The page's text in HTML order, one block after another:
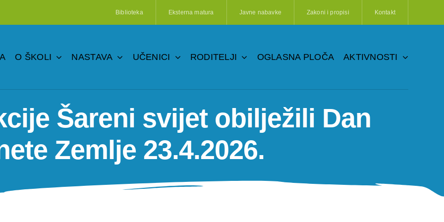
Biblioteka Eksterna matura Javne nabavke Zakoni i propisi Kontakt
O ŠKOLI NASTAVA UČENICI RODITELJI OGLASNA PLOČA AKTIVNOSTI
Šareni svijet obilježili Dan
Zemlje 23.4.2026.